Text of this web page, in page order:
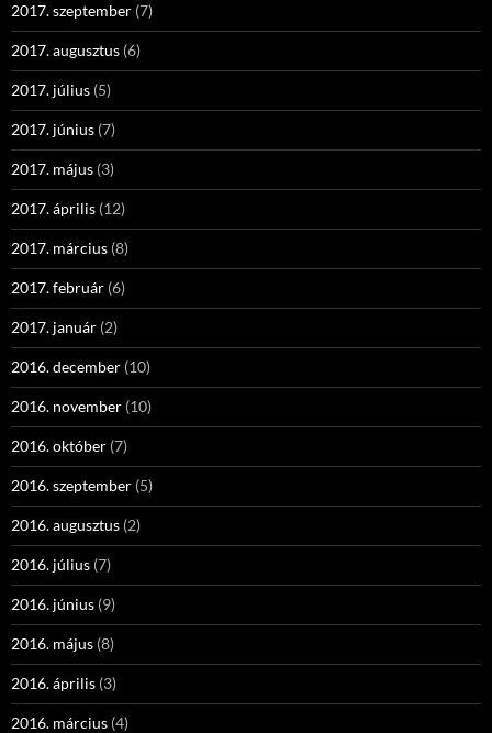
2017. szeptember (7)
2017. augusztus (6)
2017. július (5)
2017. június (7)
2017. május (3)
2017. április (12)
2017. március (8)
2017. február (6)
2017. január (2)
2016. december (10)
2016. november (10)
2016. október (7)
2016. szeptember (5)
2016. augusztus (2)
2016. július (7)
2016. június (9)
2016. május (8)
2016. április (3)
2016. március (4)